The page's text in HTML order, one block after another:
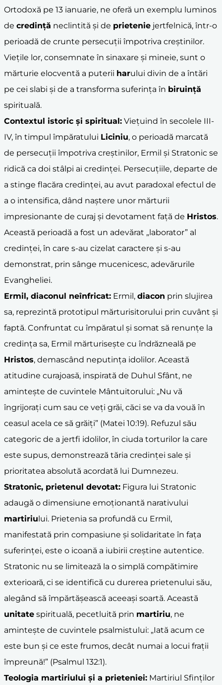
Ortodoxă pe 13 ianuarie, ne oferă un exemplu luminos
de credință neclintită și de prietenie jertfelnică, într-o
perioadă de crunte persecuții împotriva creștinilor.
Viețile lor, consemnate în sinaxare și mineie, sunt o
mărturie elocventă a puterii harului divin de a întări
pe cei slabi și de a transforma suferința în biruință
spirituală.
Contextul istoric și spiritual: Viețuind în secolele III-
IV, în timpul împăratului Liciniu, o perioadă marcată
de persecuții împotriva creștinilor, Ermil și Stratonic se
ridică ca doi stâlpi ai credinței. Persecuțiile, departe de
a stinge flacăra credinței, au avut paradoxal efectul de
a o intensifica, dând naștere unor mărturii
impresionante de curaj și devotament față de Hristos.
Această perioadă a fost un adevărat „laborator” al
credinței, în care s-au cizelat caractere și s-au
demonstrat, prin sânge mucenicesc, adevărurile
Evangheliei.
Ermil, diaconul neînfricat: Ermil, diacon prin slujirea
sa, reprezintă prototipul mărturisitorului prin cuvânt și
faptă. Confruntat cu împăratul și somat să renunțe la
credința sa, Ermil mărturisește cu îndrăzneală pe
Hristos, demascând neputința idolilor. Această
atitudine curajoasă, inspirată de Duhul Sfânt, ne
amintește de cuvintele Mântuitorului: „Nu vă
îngrijorați cum sau ce veți grăi, căci se va da vouă în
ceasul acela ce să grăiți” (Matei 10:19). Refuzul său
categoric de a jertfi idolilor, în ciuda torturilor la care
este supus, demonstrează tăria credinței sale și
prioritatea absolută acordată lui Dumnezeu.
Stratonic, prietenul devotat: Figura lui Stratonic
adaugă o dimensiune emoționantă narativului
martiriului. Prietenia sa profundă cu Ermil,
manifestată prin compasiune și solidaritate în fața
suferinței, este o icoană a iubirii creștine autentice.
Stratonic nu se limitează la o simplă compătimire
exterioară, ci se identifică cu durerea prietenului său,
alegând să împărtășească aceeași soartă. Această
unitate spirituală, pecetluită prin martiriu, ne
amintește de cuvintele psalmistului: „Iată acum ce
este bun și ce este frumos, decât numai a locui frații
împreună!” (Psalmul 132:1).
Teologia martiriului și a prieteniei: Martiriul Sfinților